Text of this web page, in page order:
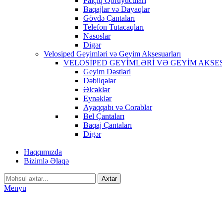
Baqajlar və Dayaqlar
Gövdə Çantaları
Telefon Tutacaqları
Nasoslar
Digər
Velosiped Geyimləri və Geyim Aksesuarları
VELOSİPED GEYİMLƏRİ VƏ GEYİM
Geyim Dəstləri
Dəbilqələr
Əlcəklər
Eynəklər
Ayaqqabı və Corablar
Bel Çantaları
Baqaj Çantaları
Digər
Haqqımızda
Bizimlə Əlaqə
Axtar
Menyu